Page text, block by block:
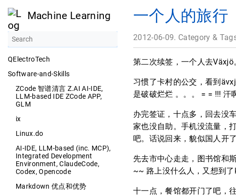
Machine Learning
QElectroTech
Software-and-Skills
ZCode 智谱清言 Z.AI AI-IDE,
LLM-based IDE ZCode APP,
GLM
ix
Linux.do
AI-IDE, LLM-based (inc. MCP),
Integrated Development
Environment, ClaudeCode,
Codex, Opencode
Markdown 优点和优势
一个人的旅行
2012-06-09. Category &
第二次续签，一个人去Växjö
习惯了卡村的公交，看到
是破破烂烂 。。。 = = !!! 汗
办完签证，十点多，回去没
家也没自助。手机没流量，
吧。话说回来，貌似国人开
先去市中心走走，图书馆和
~~ 路上没什么人，又想到了
十一点，餐馆都开门了吧，